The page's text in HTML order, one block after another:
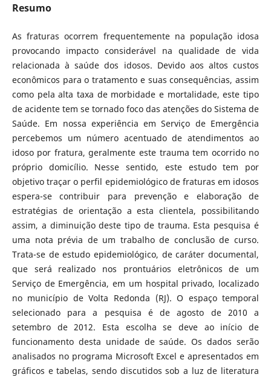
Resumo
As fraturas ocorrem frequentemente na população idosa
provocando impacto considerável na qualidade de vida
relacionada à saúde dos idosos. Devido aos altos custos
econômicos para o tratamento e suas consequências, assim
como pela alta taxa de morbidade e mortalidade, este tipo
de acidente tem se tornado foco das atenções do Sistema de
Saúde. Em nossa experiência em Serviço de Emergência
percebemos um número acentuado de atendimentos ao
idoso por fratura, geralmente este trauma tem ocorrido no
próprio domicílio. Nesse sentido, este estudo tem por
objetivo traçar o perfil epidemiológico de fraturas em idosos
espera-se contribuir para prevenção e elaboração de
estratégias de orientação a esta clientela, possibilitando
assim, a diminuição deste tipo de trauma. Esta pesquisa é
uma nota prévia de um trabalho de conclusão de curso.
Trata-se de estudo epidemiológico, de caráter documental,
que será realizado nos prontuários eletrônicos de um
Serviço de Emergência, em um hospital privado, localizado
no município de Volta Redonda (RJ). O espaço temporal
selecionado para a pesquisa é de agosto de 2010 a
setembro de 2012. Esta escolha se deve ao início de
funcionamento desta unidade de saúde. Os dados serão
analisados no programa Microsoft Excel e apresentados em
gráficos e tabelas, sendo discutidos sob a luz de literatura